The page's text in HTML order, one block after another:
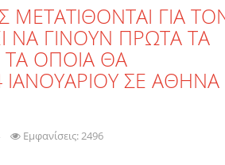
ΜΕΤΑΤΙΘΟΝΤΑΙ ΓΙΑ
ΝΑ ΓΙΝΟΥΝ ΠΡΩΤΑ ΤΑ
ΟΠΟΙΑ ΘΑ
ΙΑΝΟΥΑΡΙΟΥ ΣΕ ΑΘΗΝΑ
Εμφανίσεις: 2496